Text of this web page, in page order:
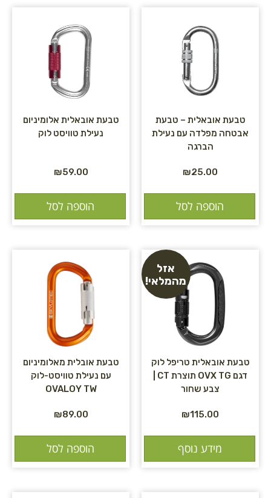
טבעת אובאלית – טבעת
אבטחה מפלדה עם נעילת
הברגה
₪25.00
הוספה לסל
טבעת אובאלית אלומיניום
נעילת טוויסט לוק
₪59.00
הוספה לסל
אזל
מהמלאי!
טבעת אובאלית טריפל לוק
צבע שחור
₪115.00
מידע נוסף
טבעת אובלית מאלומיניום
עם נעילת טוויסט-לוק
OVALOY TW
₪89.00
הוספה לסל